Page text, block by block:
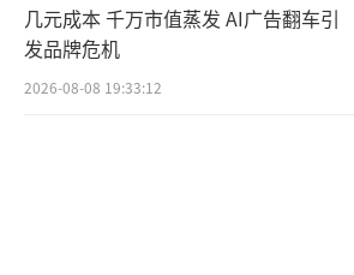
几元成本 千万市值蒸发 AI广告翻车引
发品牌危机
2026-08-08 19:33:12